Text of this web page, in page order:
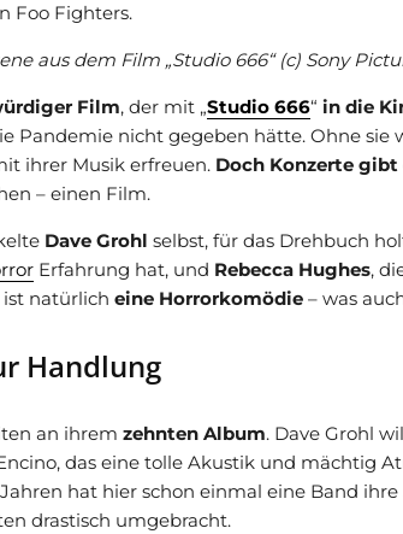
Foo Fighters.
aus dem Film „Studio 666“ (c) Sony
Film, der mit „Studio 666“ in die
Pandemie nicht gegeben hätte. Ohne
ihrer Musik erfreuen. Doch Konzerte
– einen Film.
Dave Grohl selbst, für das Drehbuch
Erfahrung hat, und Rebecca Hughes,
natürlich eine Horrorkomödie – was
Handlung
an ihrem zehnten Album. Dave Grohl
das eine tolle Akustik und mächtig
hat hier schon einmal eine Band
drastisch umgebracht.